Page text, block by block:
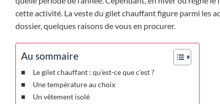
cette activité. La veste du gilet chauffant figure parmi les
dossier, quelques raisons de vous en procurer.
Au sommaire
Le gilet chauffant : qu’est-ce que c’est ?
Une température au choix
Un vêtement isolé